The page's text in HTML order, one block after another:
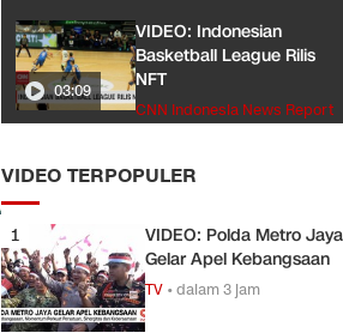
03:09
VIDEO: Indonesian
Basketball League Rilis
NFT
CNN Indonesia News Report
VIDEO TERPOPULER
1
VIDEO: Polda Metro Jaya
Gelar Apel Kebangsaan
TV •dalam 3 jam